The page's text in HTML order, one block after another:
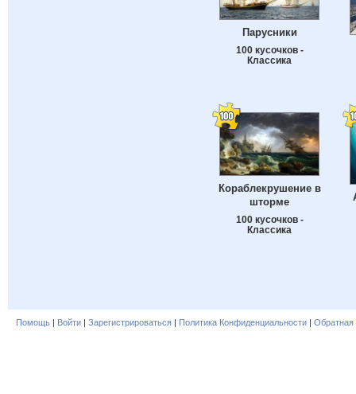
Парусники
100 кусочков -
Классика
Кораблекрушение в
шторме
100 кусочков -
Классика
Помощь | Войти | Зарегистрироваться | Политика Конфиденциальности | Обратная